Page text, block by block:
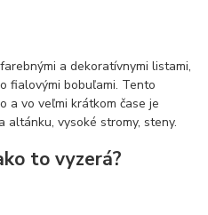
vodovodná batéria
voľne stojaca vaňa
bez DPH
Bez DPH
na firmu
szco nakup bez dph
a dekoratívnymi listami,
fialovými bobuľami. Tento
a vo veľmi krátkom čase je
vysoké stromy, steny.
to vyzerá?